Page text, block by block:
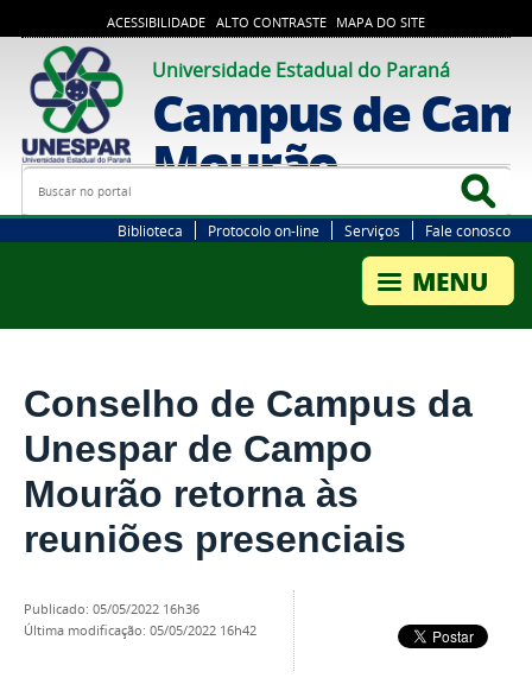
ACESSIBILIDADE ALTO CONTRASTE MAPA DO SITE
Universidade Estadual do Paraná
Campus de
Mourão
Busca
Biblioteca Protocolo on-line Serviços Fale conosco
Conselho de Campus da
Unespar de Campo
Mourão retorna às
reuniões presenciais
publicado: 05/05/2022 16h36
última modificação: 05/05/2022 16h42